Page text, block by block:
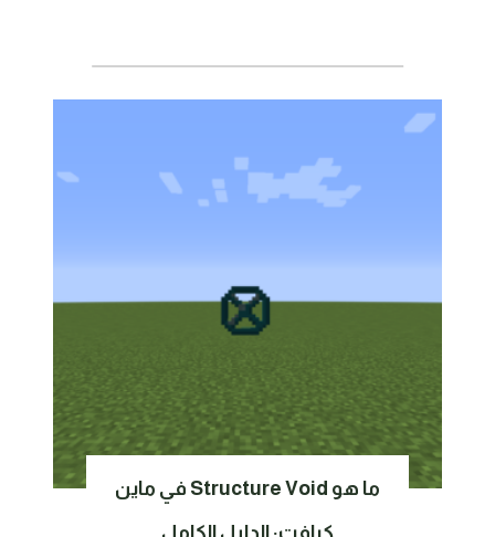
ما هو Structure Void في ماين